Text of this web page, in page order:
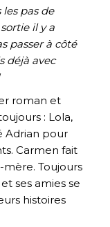
les pas de
il y a
passer à côté
déjà avec
roman et
: Lola,
Adrian pour
Carmen fait
Toujours
ses amies se
histoires